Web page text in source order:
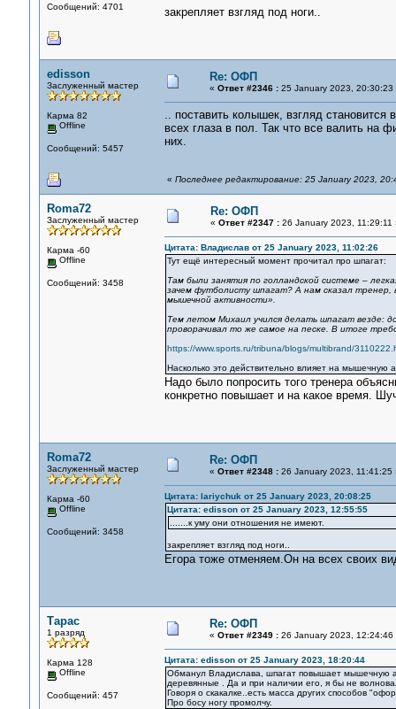
Сообщений: 4701 закрепляет взгляд под ноги..
edisson
Заслуженный мастер
Карма 82
Offline
Сообщений: 5457
Re: ОФП
« Ответ #2346 :25 January 2023, 20:30:23
.. поставить колышек, взгляд
всех глаза в пол. Так что все валить на
них.
« Последнее редактирование: 25 January 2023,
Roma72
Заслуженный мастер
Карма -60
Offline
Сообщений: 3458
Re: ОФП
« Ответ #2347 :26 January 2023, 11:29:11
Цитата: Владислав от 25 January 2023, 11:02:26
Тут ещё интересный момент прочитал про шпагат:
Там были занятия по голландской системе –
зачем футболисту шпагат? А нам сказал
мышечной активности».
Тем летом Михаил учился делать шпагат везде:
проворачивал то же самое на песке. В итоге
https://www.sports.ru/tribuna/blogs/multibrand/
Насколько это действительно влияет на мышечную
Надо было попросить того тренера
конкретно повышает и на какое время.
Roma72
Заслуженный мастер
Карма -60
Offline
Сообщений: 3458
Re: ОФП
« Ответ #2348 :26 January 2023, 11:41:25
Цитата: lariychuk от 25 January 2023, 20:08:25
Цитата: edisson от 25 January 2023, 12:55:55
.......к уму они отношения не имеют.
закрепляет взгляд под ноги..
Егора тоже отменяем.Он на всех своих
Тарас
1 разряд
Карма 128
Offline
Сообщений: 457
Re: ОФП
« Ответ #2349 :26 January 2023, 12:24:46
Цитата: edisson от 25 January 2023, 18:20:44
Обманул Владислава, шпагат повышает мышечную
деревянные . Да и при наличии его, я бы не
Говоря о скакалке..есть масса других способов
Про босу ногу промолчу.